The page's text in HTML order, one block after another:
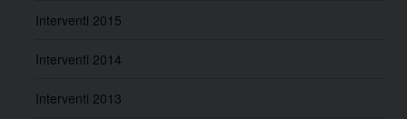
Interventi 2015
Interventi 2014
Interventi 2013